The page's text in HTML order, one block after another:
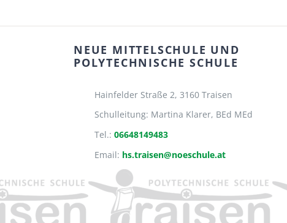
NEUE MITTELSCHULE UND
POLYTECHNISCHE SCHULE
Hainfelder Straße 2, 3160 Traisen
Schulleitung: Martina Klarer, BEd MEd
Tel.: 06648149483
Email: hs.traisen@noeschule.at